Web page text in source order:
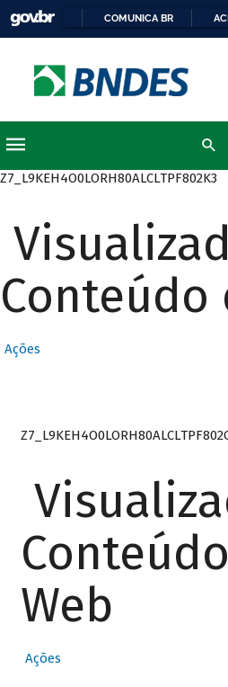
COMUNICA BR
Z7_L9KEH4O0LORH80ALCLTPF802K3
Conteúdo
Ações
Web
Ações